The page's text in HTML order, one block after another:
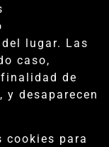
lugar. Las
caso,
de
desaparecen
cookies para